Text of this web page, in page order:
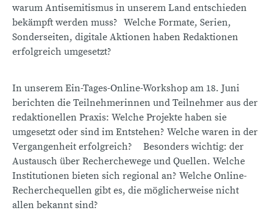
warum Antisemitismus in unserem Land entschieden
bekämpft werden muss? Welche Formate, Serien,
Sonderseiten, digitale Aktionen haben Redaktionen
erfolgreich umgesetzt?
In unserem Ein-Tages-Online-Workshop am 18. Juni
berichten die Teilnehmerinnen und Teilnehmer aus der
redaktionellen Praxis: Welche Projekte haben sie
umgesetzt oder sind im Entstehen? Welche waren in der
Vergangenheit erfolgreich? Besonders wichtig: der
Austausch über Recherchewege und Quellen. Welche
Institutionen bieten sich regional an? Welche Online-
Recherchequellen gibt es, die möglicherweise nicht
allen bekannt sind?